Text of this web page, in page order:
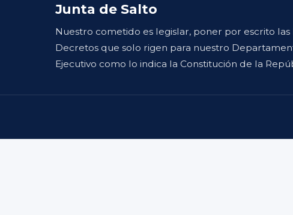
Junta de Salto
Nuestro cometido es legislar, poner por escrito las
Decretos que solo rigen para nuestro
Ejecutivo como lo indica la Constitución de la